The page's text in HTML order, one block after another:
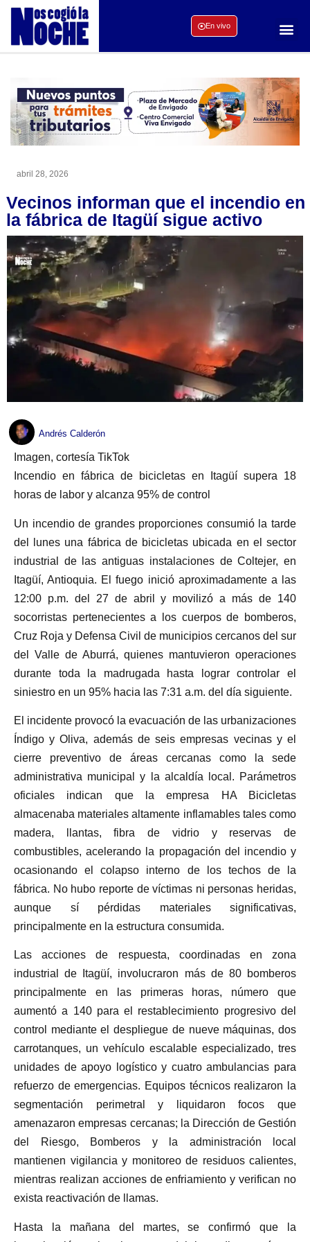
En vivo
abril 28, 2026
Vecinos informan que el incendio en
la fábrica de Itagüí sigue activo
Andrés Calderón
Imagen, cortesía TikTok
Incendio en fábrica de bicicletas en Itagüí supera 18
horas de labor y alcanza 95% de control
Un incendio de grandes proporciones consumió la tarde
del lunes una fábrica de bicicletas ubicada en el sector
industrial de las antiguas instalaciones de Coltejer, en
Itagüí, Antioquia. El fuego inició aproximadamente a las
12:00 p.m. del 27 de abril y movilizó a más de 140
socorristas pertenecientes a los cuerpos de bomberos,
Cruz Roja y Defensa Civil de municipios cercanos del sur
del Valle de Aburrá, quienes mantuvieron operaciones
durante toda la madrugada hasta lograr controlar el
siniestro en un 95% hacia las 7:31 a.m. del día siguiente.
El incidente provocó la evacuación de las urbanizaciones
Índigo y Oliva, además de seis empresas vecinas y el
cierre preventivo de áreas cercanas como la sede
administrativa municipal y la alcaldía local. Parámetros
oficiales indican que la empresa HA Bicicletas
almacenaba materiales altamente inflamables tales como
madera, llantas, fibra de vidrio y reservas de
combustibles, acelerando la propagación del incendio y
ocasionando el colapso interno de los techos de la
fábrica. No hubo reporte de víctimas ni personas heridas,
aunque sí pérdidas materiales significativas,
principalmente en la estructura consumida.
Las acciones de respuesta, coordinadas en zona
industrial de Itagüí, involucraron más de 80 bomberos
principalmente en las primeras horas, número que
aumentó a 140 para el restablecimiento progresivo del
control mediante el despliegue de nueve máquinas, dos
carrotanques, un vehículo escalable especializado, tres
unidades de apoyo logístico y cuatro ambulancias para
refuerzo de emergencias. Equipos técnicos realizaron la
segmentación perimetral y liquidaron focos que
amenazaron empresas cercanas; la Dirección de Gestión
del Riesgo, Bomberos y la administración local
mantienen vigilancia y monitoreo de residuos calientes,
mientras realizan acciones de enfriamiento y verifican no
exista reactivación de llamas.
Hasta la mañana del martes, se confirmó que la